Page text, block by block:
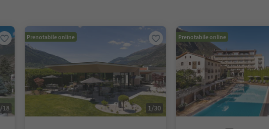
/18
Prenotabile online
1/30
Prenotabile online